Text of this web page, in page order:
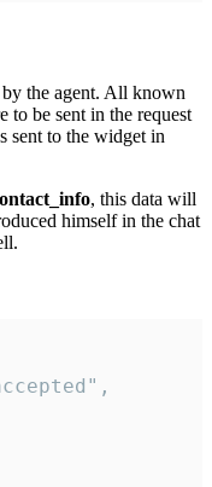
by the agent. All known
to be sent in the request
sent to the widget in
, this data will
himself in the chat